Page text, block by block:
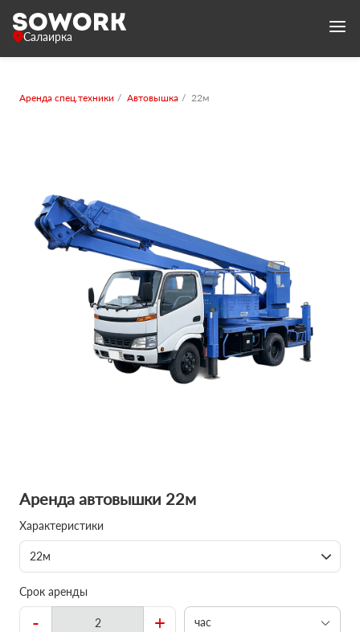
Салаирка
Аренда спец.техники Автовышка 22м
Аренда автовышки 22м
Характеристики
22м
Срок аренды
- + час